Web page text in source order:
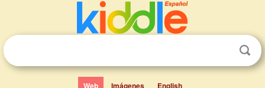
Web Imágenes English